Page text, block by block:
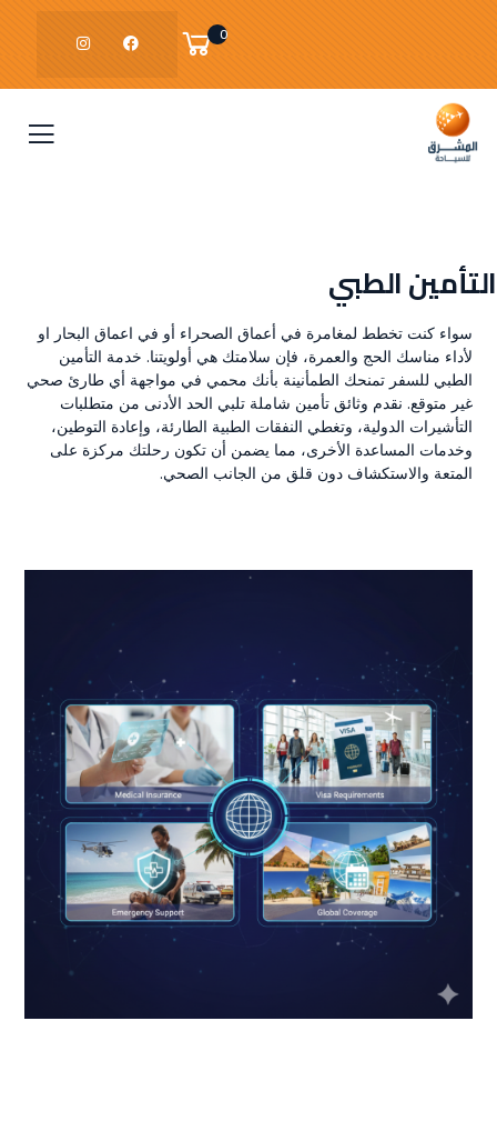
0
التأمين الطبي
سواء كنت تخطط لمغامرة في أعماق الصحراء أو في اعماق البحار او
لأداء مناسك الحج والعمرة، فإن سلامتك هي أولويتنا. خدمة التأمين
الطبي للسفر تمنحك الطمأنينة بأنك محمي في مواجهة أي طارئ صحي
غير متوقع. نقدم وثائق تأمين شاملة تلبي الحد الأدنى من متطلبات
التأشيرات الدولية، وتغطي النفقات الطبية الطارئة، وإعادة التوطين،
وخدمات المساعدة الأخرى، مما يضمن أن تكون رحلتك مركزة على
المتعة والاستكشاف دون قلق من الجانب الصحي.